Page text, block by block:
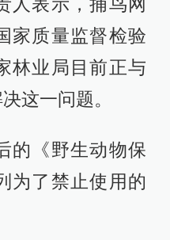
人表示，捕鸟网
家质量监督检验
林业局目前正与
这一问题。
的《野生动物保
为了禁止使用的